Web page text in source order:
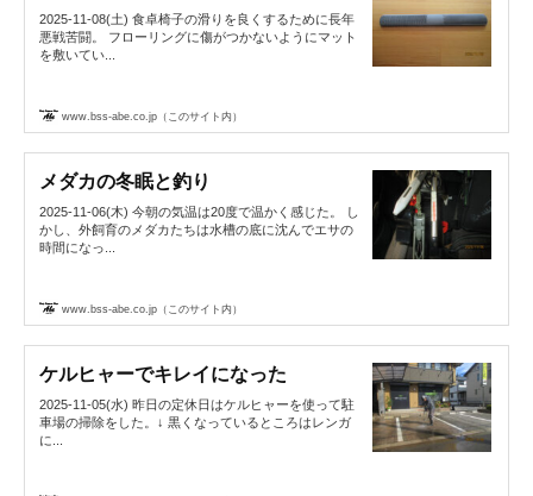
2025-11-08(土) 食卓椅子の滑りを良くするために長年
悪戦苦闘。 フローリングに傷がつかないようにマット
を敷いてい...
www.bss-abe.co.jp（このサイト内）
メダカの冬眠と釣り
2025-11-06(木) 今朝の気温は20度で温かく感じた。 し
かし、外飼育のメダカたちは水槽の底に沈んでエサの
時間になっ...
www.bss-abe.co.jp（このサイト内）
ケルヒャーでキレイになった
2025-11-05(水) 昨日の定休日はケルヒャーを使って駐
車場の掃除をした。↓ 黒くなっているところはレンガ
に...